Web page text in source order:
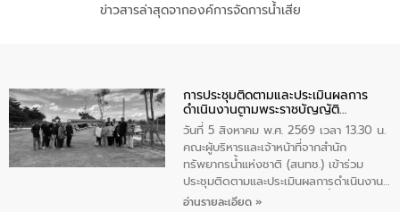
ข่าวสารล่าสุดจากองค์การจัดการน้ำเสีย
การประชุมติดตามและประเมินผลการ
ดำเนินงานตามพระราชบัญญัติ
ทรัพยากรน้ำ พ.ศ. 2561 ประจำ
ปีงบประมาณ พ.ศ. 2569
วันที่ 5 สิงหาคม พ.ศ. 2569 เวลา 13.30 น.
คณะผู้บริหารและเจ้าหน้าที่จากสำนัก
ทรัพยากรน้ำแห่งชาติ (สนทช.) เข้าร่วม
ประชุมติดตามและประเมินผลการดำเนินงาน
ตามพระราชบัญญัติทรัพยากรน้ำ พ.ศ. 2561
อ่านรายละเอียด »